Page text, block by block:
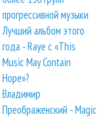
прогрессивной музыки
Лучший альбом этого
года - Raye с «This
Music May Contain
Hope»?
Владимир
Преображенский - Magic